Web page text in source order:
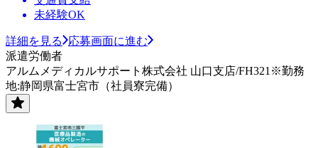
未経験OK
詳細を見る
応募画面に進む
派遣労働者
アルムメディカルサポート株式会社 山口支店/FH321※勤務
地:静岡県富士宮市（社員寮完備）